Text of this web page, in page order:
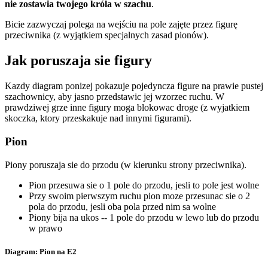
nie zostawia twojego króla w szachu.
Bicie zazwyczaj polega na wejściu na pole zajęte przez figurę
przeciwnika (z wyjątkiem specjalnych zasad pionów).
Jak poruszaja sie figury
Kazdy diagram ponizej pokazuje pojedyncza figure na prawie pustej
szachownicy, aby jasno przedstawic jej wzorzec ruchu. W
prawdziwej grze inne figury moga blokowac droge (z wyjatkiem
skoczka, ktory przeskakuje nad innymi figurami).
Pion
Piony poruszaja sie do przodu (w kierunku strony przeciwnika).
Pion przesuwa sie o 1 pole do przodu, jesli to pole jest wolne
Przy swoim pierwszym ruchu pion moze przesunac sie o 2
pola do przodu, jesli oba pola przed nim sa wolne
Piony bija na ukos -- 1 pole do przodu w lewo lub do przodu
w prawo
Diagram: Pion na E2